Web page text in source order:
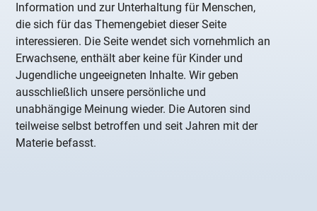
Information und zur Unterhaltung für Menschen,
die sich für das Themengebiet dieser Seite
interessieren. Die Seite wendet sich vornehmlich an
Erwachsene, enthält aber keine für Kinder und
Jugendliche ungeeigneten Inhalte. Wir geben
ausschließlich unsere persönliche und
unabhängige Meinung wieder. Die Autoren sind
teilweise selbst betroffen und seit Jahren mit der
Materie befasst.